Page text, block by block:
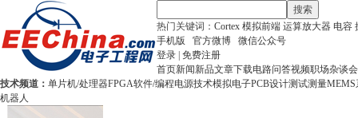
搜索
热门关键词： Cortex 模拟前端 运算放大器 电容
手机版
官方微博
微信公众号
登录 免费注册
首页新闻新品文章下载电路问答视频职场杂谈
技术频道： 单片机/处理器FPGA软件/编程电源技术模拟电子PCB设计测试测量MEMS
机器人